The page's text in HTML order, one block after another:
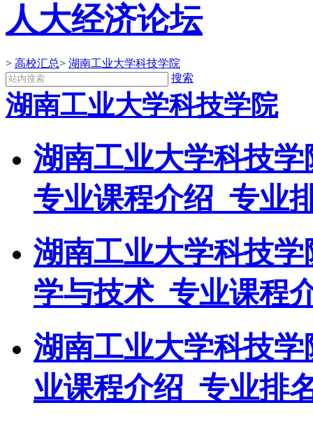
人大经济论坛
> 高校汇总> 湖南工业大学科技学院
搜索
湖南工业大学科技学院
湖南工业大学科技
专业课程介绍_专业
湖南工业大学科技
学与技术_专业课程
湖南工业大学科技
业课程介绍_专业排